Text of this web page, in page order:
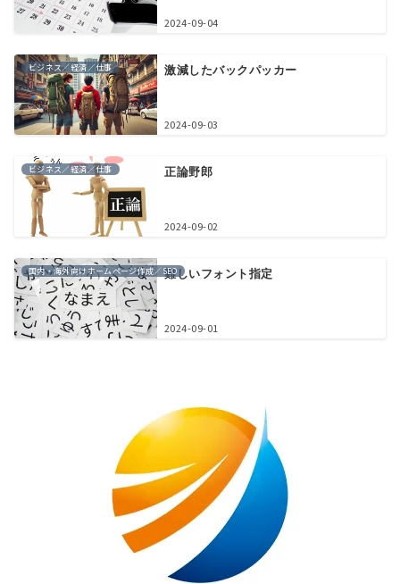
2024-09-04
ビジネス／経済／仕事 激減したバックパッカー
2024-09-03
ビジネス／経済／仕事 正論野郎
2024-09-02
国内・海外向けホームページ作成／SEO難しいフォント指定
2024-09-01